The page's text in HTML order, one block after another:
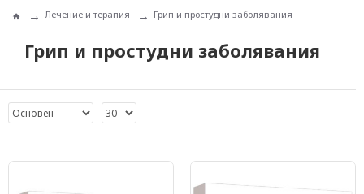
Лечение и терапия Грип и простудни заболявания
Грип и простудни заболявания